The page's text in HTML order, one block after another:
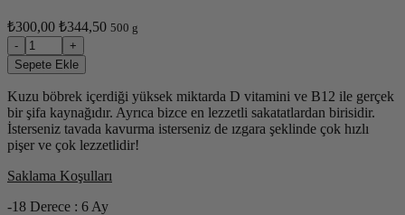
₺300,00 ₺344,50 500 g
-
+
Sepete Ekle
Kuzu böbrek içerdiği yüksek miktarda D vitamini ve B12 ile gerçek
bir şifa kaynağıdır. Ayrıca bizce en lezzetli sakatatlardan birisidir.
İsterseniz tavada kavurma isterseniz de ızgara şeklinde çok hızlı
pişer ve çok lezzetlidir!
Saklama Koşulları
-18 Derece : 6 Ay